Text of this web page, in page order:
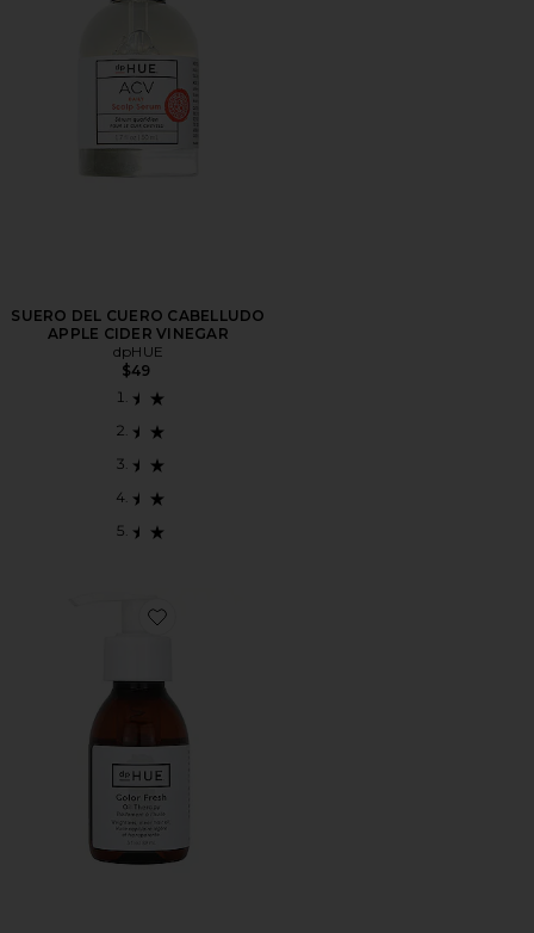
SUERO DEL CUERO CABELLUDO
APPLE CIDER VINEGAR
dpHUE
$49
Favorite TRATAMIENTO CON ACEITE COLOR FRESH